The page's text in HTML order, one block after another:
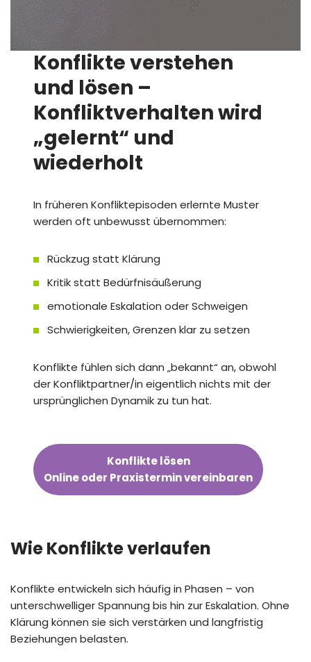
Konflikte verstehen
und lösen –
Konfliktverhalten wird
„gelernt“ und
wiederholt
In früheren Konfliktepisoden erlernte Muster
werden oft unbewusst übernommen:
Rückzug statt Klärung
Kritik statt Bedürfnisäußerung
emotionale Eskalation oder Schweigen
Schwierigkeiten, Grenzen klar zu setzen
Konflikte fühlen sich dann „bekannt“ an, obwohl
der Konfliktpartner/in eigentlich nichts mit der
ursprünglichen Dynamik zu tun hat.
Konflikte lösen
Online oder Praxistermin vereinbaren
Wie Konflikte verlaufen
Konflikte entwickeln sich häufig in Phasen – von
unterschwelliger Spannung bis hin zur Eskalation. Ohne
Klärung können sie sich verstärken und langfristig
Beziehungen belasten.